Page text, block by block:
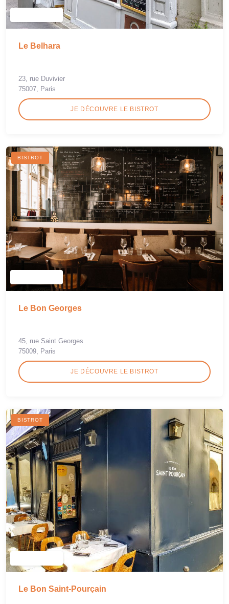
Le Belhara
23, rue Duvivier
75007, Paris
JE DÉCOUVRE LE BISTROT
BISTROT
Le Bon Georges
45, rue Saint Georges
75009, Paris
JE DÉCOUVRE LE BISTROT
BISTROT
Le Bon Saint-Pourçain